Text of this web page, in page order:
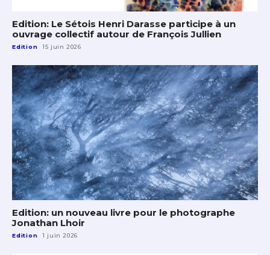
Edition: Le Sétois Henri Darasse participe à un
ouvrage collectif autour de François Jullien
Edition 15 juin 2026
Edition: un nouveau livre pour le photographe
Jonathan Lhoir
Edition 1 juin 2026